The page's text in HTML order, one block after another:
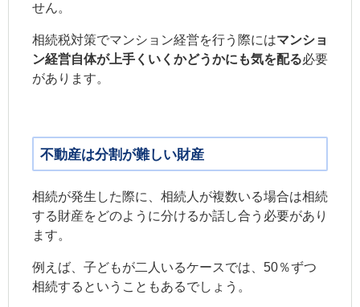
せん。
相続税対策でマンション経営を行う際にはマンショ
ン経営自体が上手くいくかどうかにも気を配る必要
があります。
不動産は分割が難しい財産
相続が発生した際に、相続人が複数いる場合は相続
する財産をどのように分けるか話し合う必要があり
ます。
例えば、子どもが二人いるケースでは、50％ずつ
相続するということもあるでしょう。